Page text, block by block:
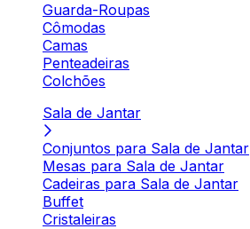
Guarda-Roupas
Cômodas
Camas
Penteadeiras
Colchões
Sala de Jantar
Conjuntos para Sala de Jantar
Mesas para Sala de Jantar
Cadeiras para Sala de Jantar
Buffet
Cristaleiras